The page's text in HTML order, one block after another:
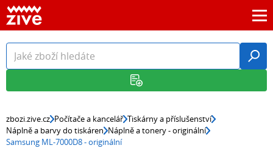
zbozi.zive.cz Počítače a kancelář Tiskárny a příslušenství
Náplně a barvy do tiskáren Náplně a tonery - originální
Samsung ML-7000D8 - originální